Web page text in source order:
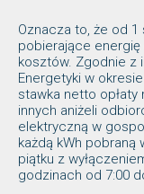
Oznacza to, że od
pobierające
kosztów. Zgodnie z
Energetyki w
stawka netto
innych aniżeli
elektryczną w
każdą kWh pobraną
piątku z
godzinach od 7:00